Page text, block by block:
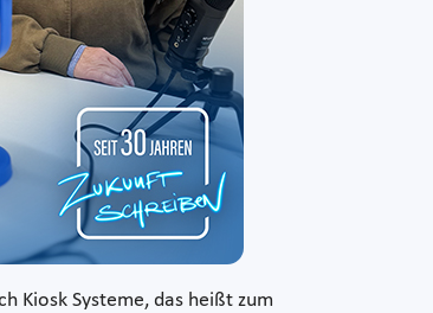
Kiosk Systeme, das heißt zum